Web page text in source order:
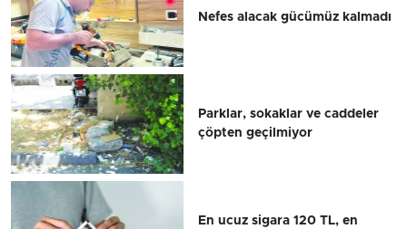
Nefes alacak gücümüz kalmadı
Parklar, sokaklar ve caddeler
çöpten geçilmiyor
En ucuz sigara 120 TL, en